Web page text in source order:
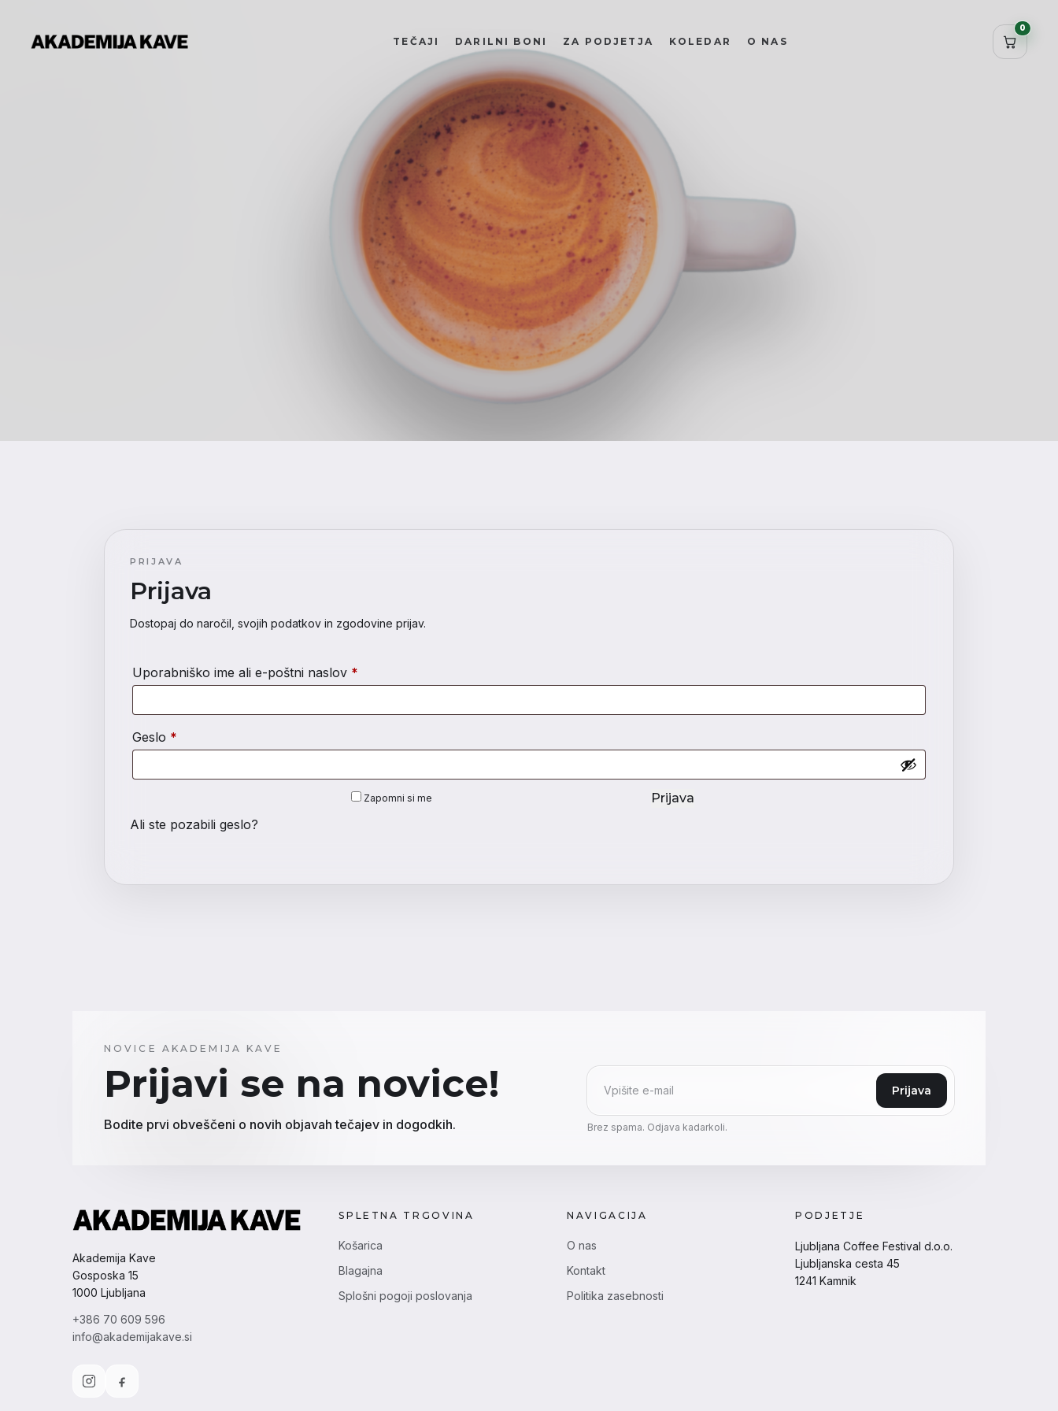
TEČAJI DARILNI BONI ZA PODJETJA KOLEDAR O NAS
0
PRIJAVA
Prijava
Dostopaj do naročil, svojih podatkov in zgodovine prijav.
Uporabniško ime ali e-poštni naslov *
Geslo *
Zapomni si me Prijava
Ali ste pozabili geslo?
NOVICE AKADEMIJA KAVE
Prijavi se na novice!
Bodite prvi obveščeni o novih objavah tečajev in dogodkih.
E-mail
Prijava
Brez spama. Odjava kadarkoli.
Akademija Kave
Gosposka 15
1000 Ljubljana
+386 70 609 596
info@akademijakave.si
SPLETNA TRGOVINA
Košarica
Blagajna
Splošni pogoji poslovanja
NAVIGACIJA
O nas
Kontakt
Politika zasebnosti
PODJETJE
Ljubljana Coffee Festival d.o.o.
Ljubljanska cesta 45
1241 Kamnik